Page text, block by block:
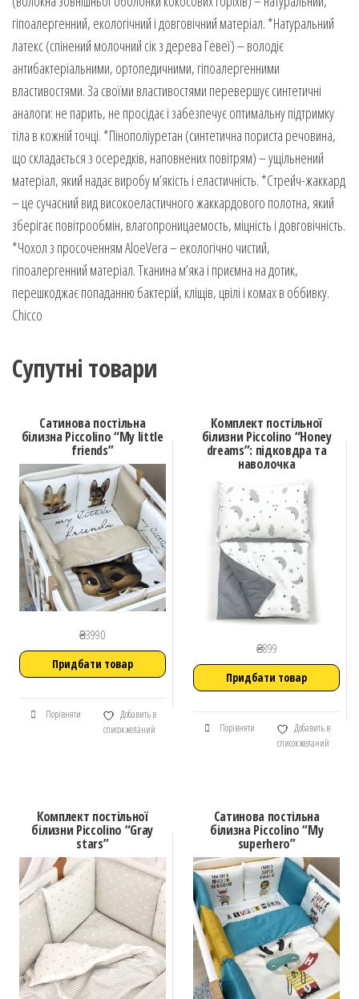
гіпоалергенний, екологічний і довговічний матеріал. *Натуральний
латекс (спінений молочний сік з дерева Гевеї) – володіє
антибактеріальними, ортопедичними, гіпоалергенними
властивостями. За своїми властивостями перевершує синтетичні
аналоги: не парить, не просідає і забезпечує оптимальну підтримку
тіла в кожній точці. *Пінополіуретан (синтетична пориста речовина,
що складається з осередків, наповнених повітрям) – ущільнений
матеріал, який надає виробу м’якість і еластичність. *Стрейч-жаккард
– це сучасний вид високоеластичного жаккардового полотна, який
зберігає повітрообмін, влагопроницаемость, міцність і довговічність.
*Чохол з просоченням AloeVera – екологічно чистий,
гіпоалергенний матеріал. Тканина м’яка і приємна на дотик,
перешкоджає попаданню бактерій, кліщів, цвілі і комах в оббивку.
Chicco
Супутні товари
Сатинова постільна
білизна Piccolino “My little
friends”
₴3990
Придбати товар
Порівняти
Добавить в
список желаний
Комплект постільної
білизни Piccolino “Honey
dreams”: підковдра та
наволочка
₴899
Придбати товар
Порівняти
Добавить в
список желаний
Комплект постільної
білизни Piccolino “Gray
stars”
Сатинова постільна
білизна Piccolino “My
superhero”